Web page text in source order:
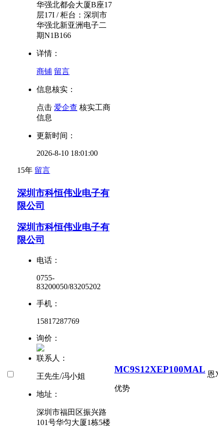
华强北都会大厦B座17
层17I / 柜台：深圳市
华强北新亚洲电子二
期N1B166
详情：
商铺 留言
信息核实：
点击 爱企查 核实工商
信息
更新时间：
2026-8-10 18:01:00
15年 留言
深圳市科恒伟业电子有
限公司
深圳市科恒伟业电子有
限公司
电话：
0755-
83200050/83205202
手机：
15817287769
询价：
联系人：
王先生/冯小姐
地址：
深圳市福田区振兴路
101号华匀大厦1栋5楼
MC9S12XEP100MAL
优势
恩